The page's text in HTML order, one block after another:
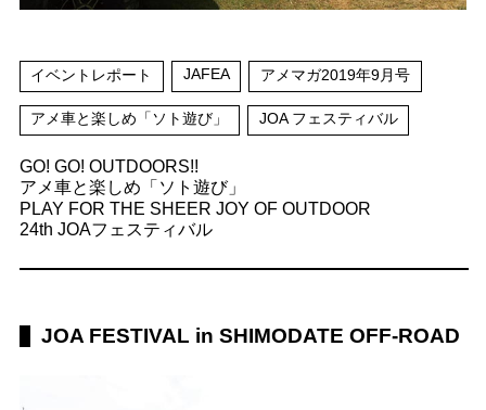
イベントレポート JAFEA アメマガ2019年9月号
アメ車と楽しめ「ソト遊び」 JOA フェスティバル
GO! GO! OUTDOORS!!
アメ車と楽しめ「ソト遊び」
PLAY FOR THE SHEER JOY OF OUTDOOR
24th JOAフェスティバル
JOA FESTIVAL in SHIMODATE OFF-ROAD